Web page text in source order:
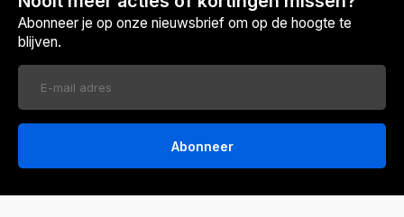
Abonneer je op onze nieuwsbrief om op de hoogte te
blijven.
Abonneer